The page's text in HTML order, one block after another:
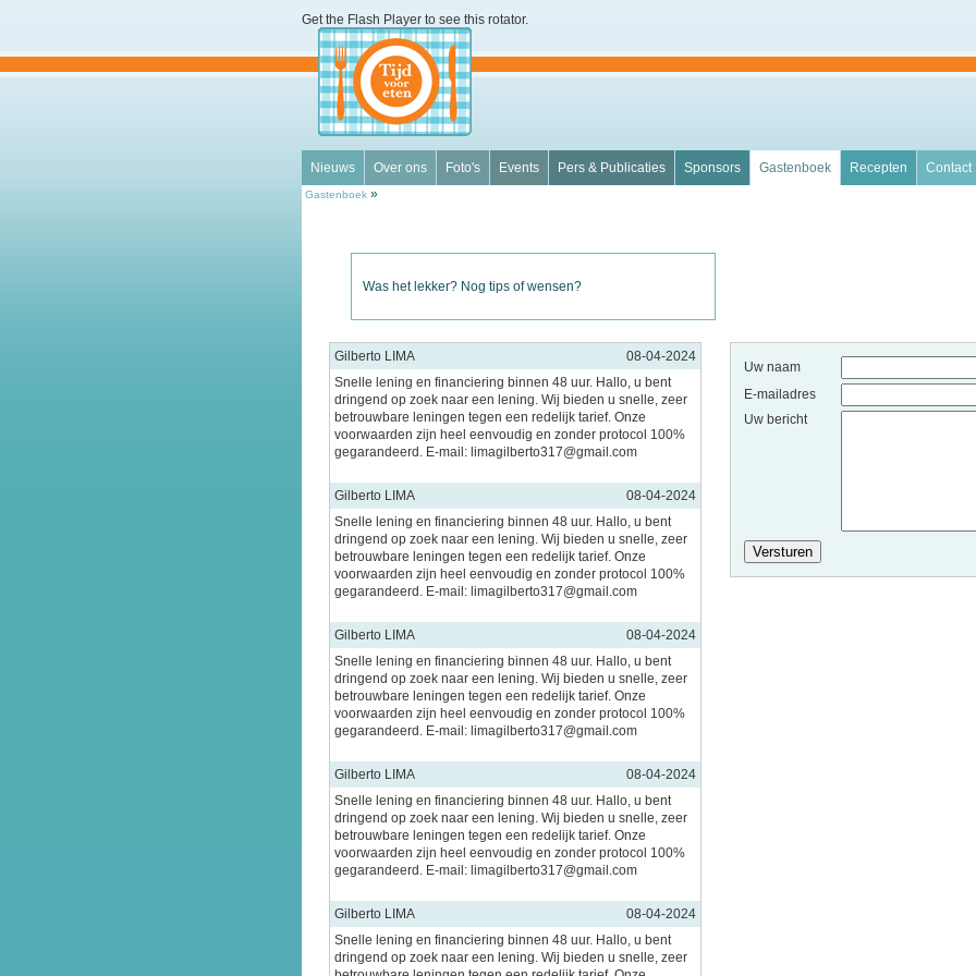
Get the Flash Player to see this rotator.
Nieuws Over ons Foto's Events Pers & Publicaties Sponsors Gastenboek Recepten Contact
Gastenboek »
Was het lekker? Nog tips of wensen?
Uw naam
E-mailadres
Uw bericht
Gilberto LIMA
08-04-2024
Snelle lening en financiering binnen 48 uur. Hallo, u bent
dringend op zoek naar een lening. Wij bieden u snelle, zeer
betrouwbare leningen tegen een redelijk tarief. Onze
voorwaarden zijn heel eenvoudig en zonder protocol 100%
gegarandeerd. E-mail: limagilberto317@gmail.com
Gilberto LIMA
08-04-2024
Snelle lening en financiering binnen 48 uur. Hallo, u bent
dringend op zoek naar een lening. Wij bieden u snelle, zeer
betrouwbare leningen tegen een redelijk tarief. Onze
voorwaarden zijn heel eenvoudig en zonder protocol 100%
gegarandeerd. E-mail: limagilberto317@gmail.com
Gilberto LIMA
08-04-2024
Snelle lening en financiering binnen 48 uur. Hallo, u bent
dringend op zoek naar een lening. Wij bieden u snelle, zeer
betrouwbare leningen tegen een redelijk tarief. Onze
voorwaarden zijn heel eenvoudig en zonder protocol 100%
gegarandeerd. E-mail: limagilberto317@gmail.com
Gilberto LIMA
08-04-2024
Snelle lening en financiering binnen 48 uur. Hallo, u bent
dringend op zoek naar een lening. Wij bieden u snelle, zeer
betrouwbare leningen tegen een redelijk tarief. Onze
voorwaarden zijn heel eenvoudig en zonder protocol 100%
gegarandeerd. E-mail: limagilberto317@gmail.com
Gilberto LIMA
08-04-2024
Snelle lening en financiering binnen 48 uur. Hallo, u bent
dringend op zoek naar een lening. Wij bieden u snelle, zeer